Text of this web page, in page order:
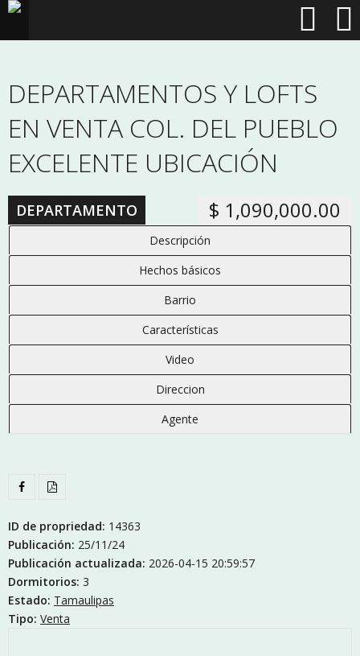
DEPARTAMENTOS Y LOFTS
EN VENTA COL. DEL PUEBLO
EXCELENTE UBICACIÓN
DEPARTAMENTO $ 1,090,000.00
Descripción
Hechos básicos
Barrio
Características
Video
Direccion
Agente
ID de propriedad: 14363
Publicación: 25/11/24
Publicación actualizada: 2026-04-15 20:59:57
Dormitorios: 3
Estado: Tamaulipas
Tipo: Venta